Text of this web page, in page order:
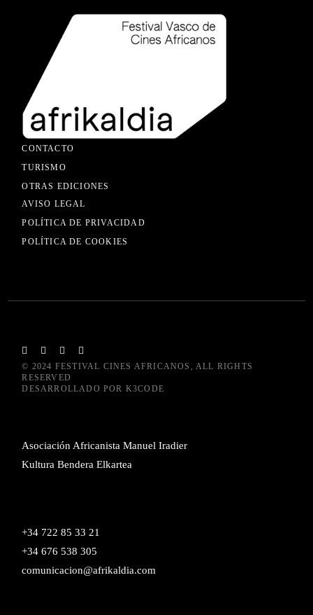
CONTACTO
TURISMO
OTRAS EDICIONES
AVISO LEGAL
POLÍTICA DE PRIVACIDAD
POLÍTICA DE COOKIES
© 2024 FESTIVAL CINES AFRICANOS
, ALL RIGHTS
RESERVED
DESARROLLADO POR K3CODE
Asociación Africanista Manuel Iradier
Kultura Bendera Elkartea
+34 722 85 33 21
+34 676 538 305
comunicacion@afrikaldia.com